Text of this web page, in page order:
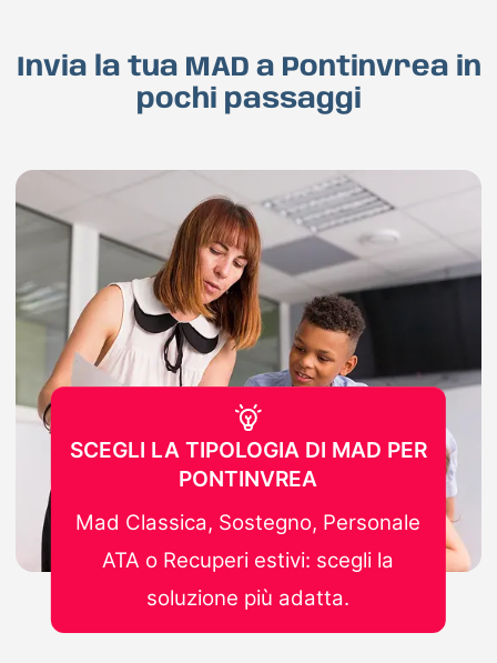
Invia la tua MAD a Pontinvrea in
pochi passaggi
SCEGLI LA TIPOLOGIA DI MAD PER
PONTINVREA
Mad Classica, Sostegno, Personale
ATA o Recuperi estivi: scegli la
soluzione più adatta.